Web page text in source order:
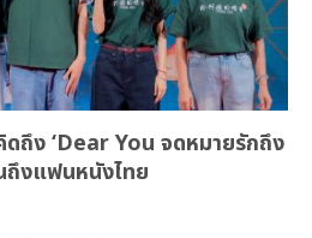
ถึง ‘Dear You จดหมายรักถึง
ถึงแฟนหนังไทย